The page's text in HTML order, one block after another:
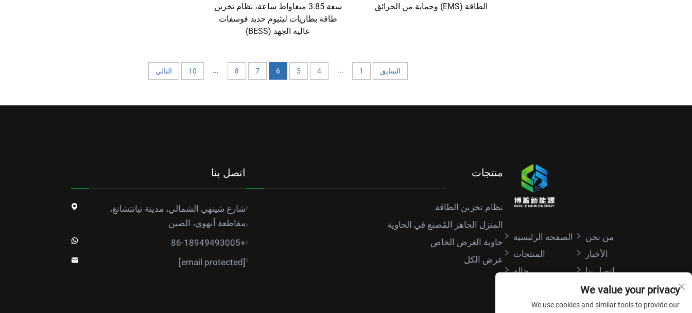
الطاقة (EMS) وحماية من الحرائق
سعة 3.85 ميغاواط ساعة، نظام تخزين
طاقة بطاريات ليثيوم حديد فوسفات
عالية الجهد (BESS)
السابق 1
...
4
5
6
7
8
...
10 التالي
الصفحة الرئيسية
من نحن
المنتجات
الأخبار
حالة
اتصل بنا
منتجات
نظام تخزين الطاقة
المنزل الجاهز المُصنع في الحاوية
حاوية الغرض الخاص
عرض الكل
اتصل بنا
شارع شينهي الشمالي، مدينة تيانتشانغ،
مقاطعة آنهوي، الصين
+86-18949493005
[email protected]
We value your privacy
We use cookies and similar tools to provide our